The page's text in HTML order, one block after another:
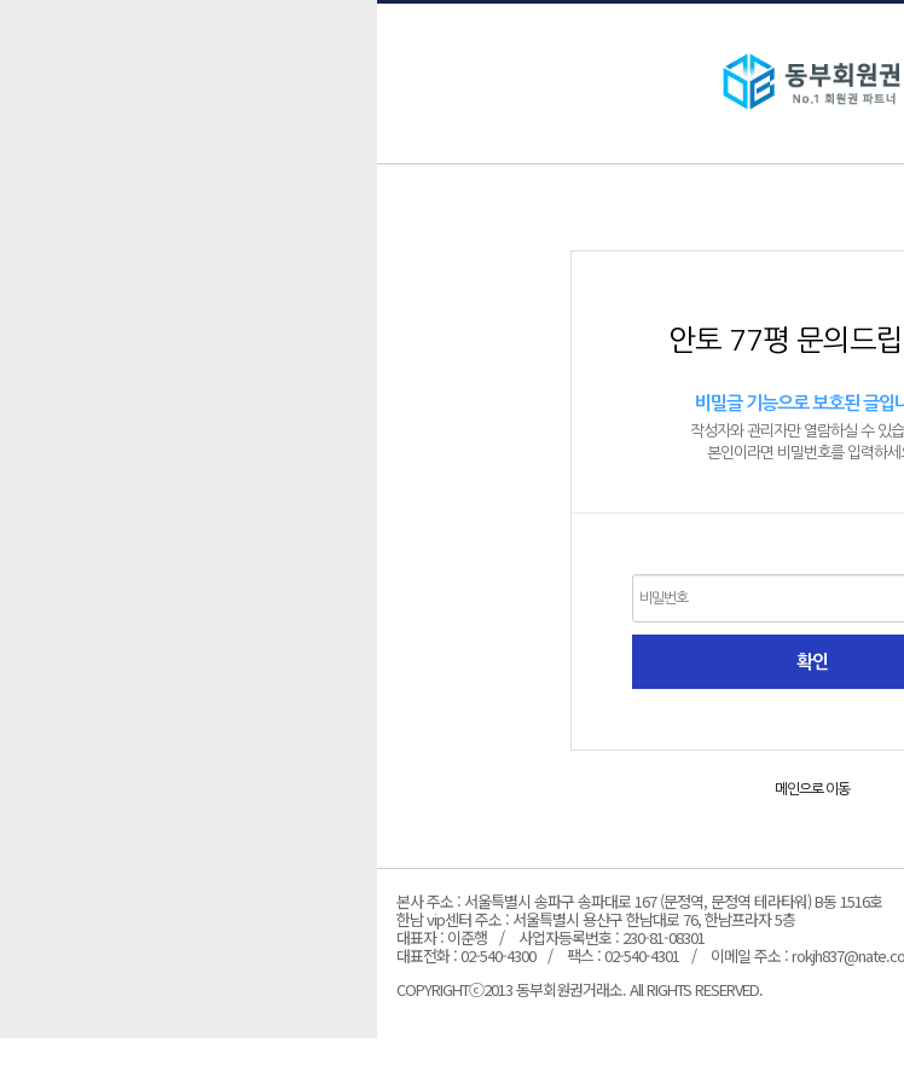
안토 77평 문의드
비밀글 기능으로 보호된 글입
작성자와 관리자만 열람하실 수 있
본인이라면 비밀번호를 입력하세
메인으로 이동
본사 주소 : 서울특별시 송파구 송파대로 167 (문정역, 문정역 테라타워) B동 1516호
한남 vip센터 주소 : 서울특별시 용산구 한남대로 76, 한남프라자 5층
대표자 : 이준행 사업자등록번호 : 230-81-08301
대표전화 : 02-540-4300 팩스 : 02-540-4301
이메일 주소 :
COPYRIGHTⓒ2013 동부회원권거래소. All RIGHTS RESERVED.